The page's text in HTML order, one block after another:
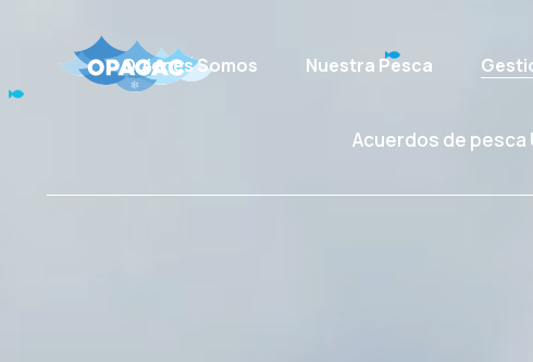
Quienes Somos Nuestra Pesca
Acuerdos de pesca